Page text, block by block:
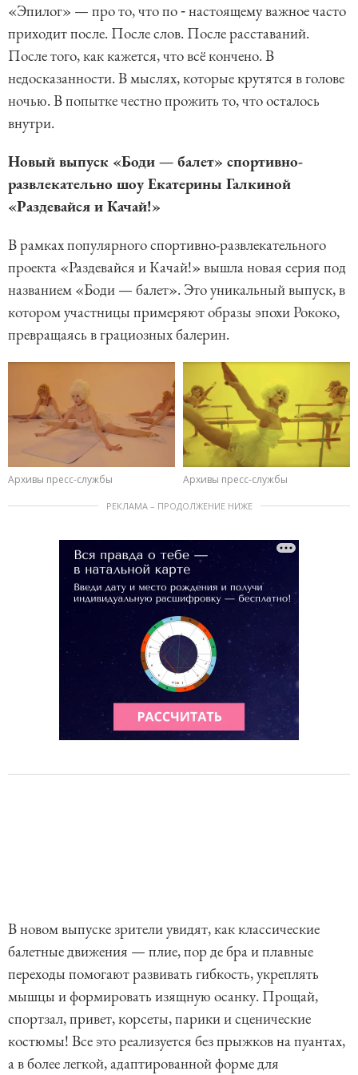
«Эпилог» — про то, что по ‑ настоящему важное часто
приходит после. После слов. После расставаний.
После того, как кажется, что всё кончено. В
недосказанности. В мыслях, которые крутятся в голове
ночью. В попытке честно прожить то, что осталось
внутри.
Новый выпуск «Боди — балет» спортивно-
развлекательно шоу Екатерины Галкиной
«Раздевайся и Качай!»
В рамках популярного спортивно-развлекательного
проекта «Раздевайся и Качай!» вышла новая серия под
названием «Боди — балет». Это уникальный выпуск, в
котором участницы примеряют образы эпохи Рококо,
превращаясь в грациозных балерин.
Архивы пресс-службы Архивы пресс-службы
РЕКЛАМА – ПРОДОЛЖЕНИЕ НИЖЕ
В новом выпуске зрители увидят, как классические
балетные движения — плие, пор де бра и плавные
переходы помогают развивать гибкость, укреплять
мышцы и формировать изящную осанку. Прощай,
спортзал, привет, корсеты, парики и сценические
костюмы! Все это реализуется без прыжков на пуантах,
а в более легкой, адаптированной форме для